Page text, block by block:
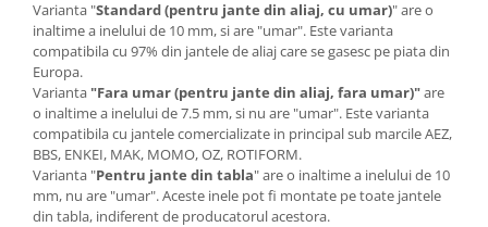
Varianta "Standard (pentru jante din aliaj, cu umar)" are o
inaltime a inelului de 10 mm, si are "umar". Este varianta
compatibila cu 97% din jantele de aliaj care se gasesc pe piata din
Europa.
Varianta "Fara umar (pentru jante din aliaj, fara umar)"are
o inaltime a inelului de 7.5 mm, si nu are "umar". Este varianta
compatibila cu jantele comercializate in principal sub marcile AEZ,
BBS, ENKEI, MAK, MOMO, OZ, ROTIFORM.
Varianta "Pentru jante din tabla" are o inaltime a inelului de 10
mm, nu are "umar". Aceste inele pot fi montate pe toate jantele
din tabla, indiferent de producatorul acestora.